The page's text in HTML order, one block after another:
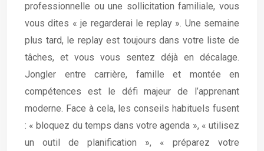
professionnelle ou une sollicitation familiale, vous
vous dites « je regarderai le replay ». Une semaine
plus tard, le replay est toujours dans votre liste de
tâches, et vous vous sentez déjà en décalage.
Jongler entre carrière, famille et montée en
compétences est le défi majeur de l’apprenant
moderne. Face à cela, les conseils habituels fusent
: « bloquez du temps dans votre agenda », « utilisez
un outil de planification », « préparez votre